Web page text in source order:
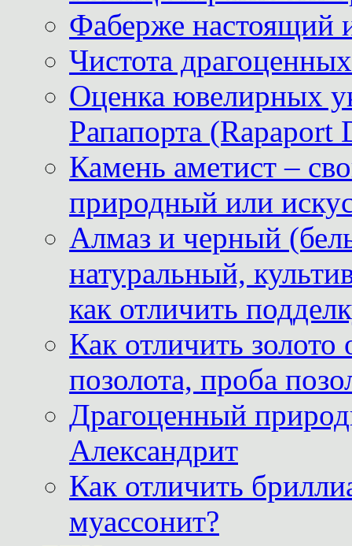
Фаберже настоящий
Чистота
Оценка ювелирных
Рапапорта (Rapaport
Камень аметист –
природный или
Алмаз и черный
натуральный,
как отличить
Как отличить
позолота, проба
Драгоценный
Александрит
Как отличить
муассонит?